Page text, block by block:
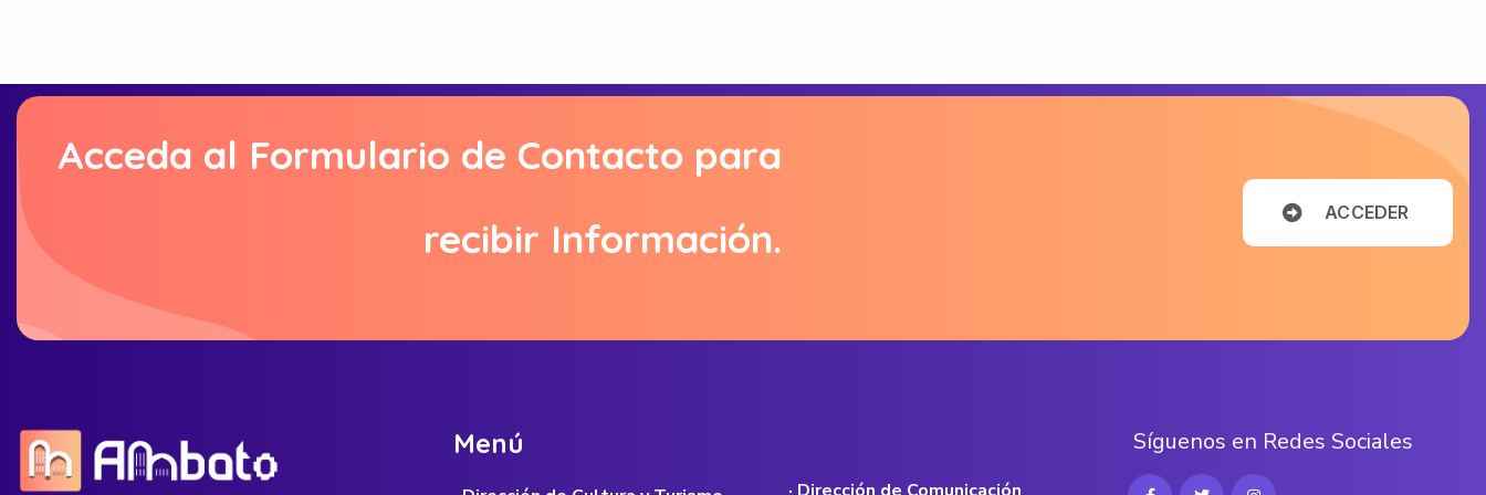
Acceda al Formulario de Contacto para
recibir Información.
ACCEDER
Menú Síguenos en Redes Sociales